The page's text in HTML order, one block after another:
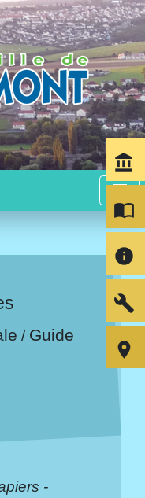
menu
/ Guide
-
account_balance
import_contacts
info
build
room